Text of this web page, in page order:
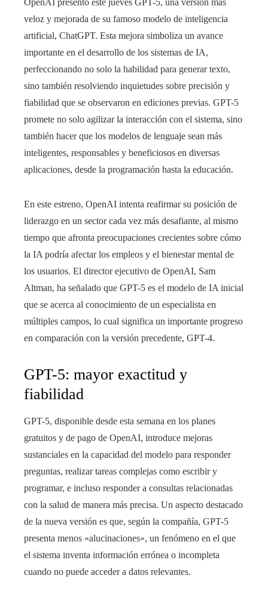
OpenAI presentó este jueves GPT-5, una versión más
veloz y mejorada de su famoso modelo de inteligencia
artificial, ChatGPT. Esta mejora simboliza un avance
importante en el desarrollo de los sistemas de IA,
perfeccionando no solo la habilidad para generar texto,
sino también resolviendo inquietudes sobre precisión y
fiabilidad que se observaron en ediciones previas. GPT-5
promete no solo agilizar la interacción con el sistema, sino
también hacer que los modelos de lenguaje sean más
inteligentes, responsables y beneficiosos en diversas
aplicaciones, desde la programación hasta la educación.
En este estreno, OpenAI intenta reafirmar su posición de
liderazgo en un sector cada vez más desafiante, al mismo
tiempo que afronta preocupaciones crecientes sobre cómo
la IA podría afectar los empleos y el bienestar mental de
los usuarios. El director ejecutivo de OpenAI, Sam
Altman, ha señalado que GPT-5 es el modelo de IA inicial
que se acerca al conocimiento de un especialista en
múltiples campos, lo cual significa un importante progreso
en comparación con la versión precedente, GPT-4.
GPT-5: mayor exactitud y
fiabilidad
GPT-5, disponible desde esta semana en los planes
gratuitos y de pago de OpenAI, introduce mejoras
sustanciales en la capacidad del modelo para responder
preguntas, realizar tareas complejas como escribir y
programar, e incluso responder a consultas relacionadas
con la salud de manera más precisa. Un aspecto destacado
de la nueva versión es que, según la compañía, GPT-5
presenta menos «alucinaciones», un fenómeno en el que
el sistema inventa información errónea o incompleta
cuando no puede acceder a datos relevantes.